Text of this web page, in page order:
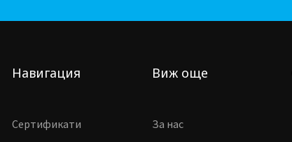
Навигация
Сертификати
Виж още
За нас